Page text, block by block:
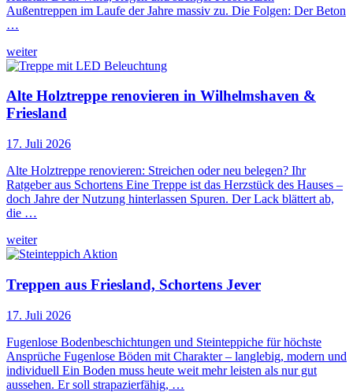
Außentreppen im Laufe der Jahre massiv zu. Die Folgen: Der Beton
…
weiter
Alte Holztreppe renovieren in Wilhelmshaven &
Friesland
17. Juli 2026
Alte Holztreppe renovieren: Streichen oder neu belegen? Ihr
Ratgeber aus Schortens Eine Treppe ist das Herzstück des Hauses –
doch Jahre der Nutzung hinterlassen Spuren. Der Lack blättert ab,
die …
weiter
Treppen aus Friesland, Schortens Jever
17. Juli 2026
Fugenlose Bodenbeschichtungen und Steinteppiche für höchste
Ansprüche Fugenlose Böden mit Charakter – langlebig, modern und
individuell Ein Boden muss heute weit mehr leisten als nur gut
aussehen. Er soll strapazierfähig, …